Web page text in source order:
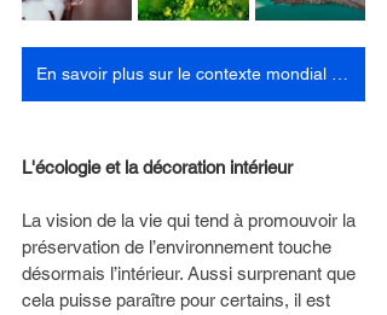
En savoir plus sur le contexte mondial echologique
L'écologie et la décoration intérieur
La vision de la vie qui tend à promouvoir la
préservation de l’environnement touche
désormais l’intérieur. Aussi surprenant que
cela puisse paraître pour certains, il est